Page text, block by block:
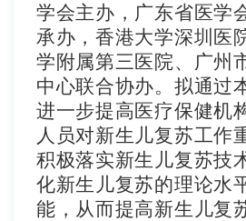
学会主办，广东省医学
承办，香港大学深圳医
学附属第三医院、
广州
中心联合协办。拟通过
进一步提高医疗保健机
人员对新生儿复苏工作
积极落实新生儿复苏技
化新生儿复苏的理论水
能，从而提高新生儿复